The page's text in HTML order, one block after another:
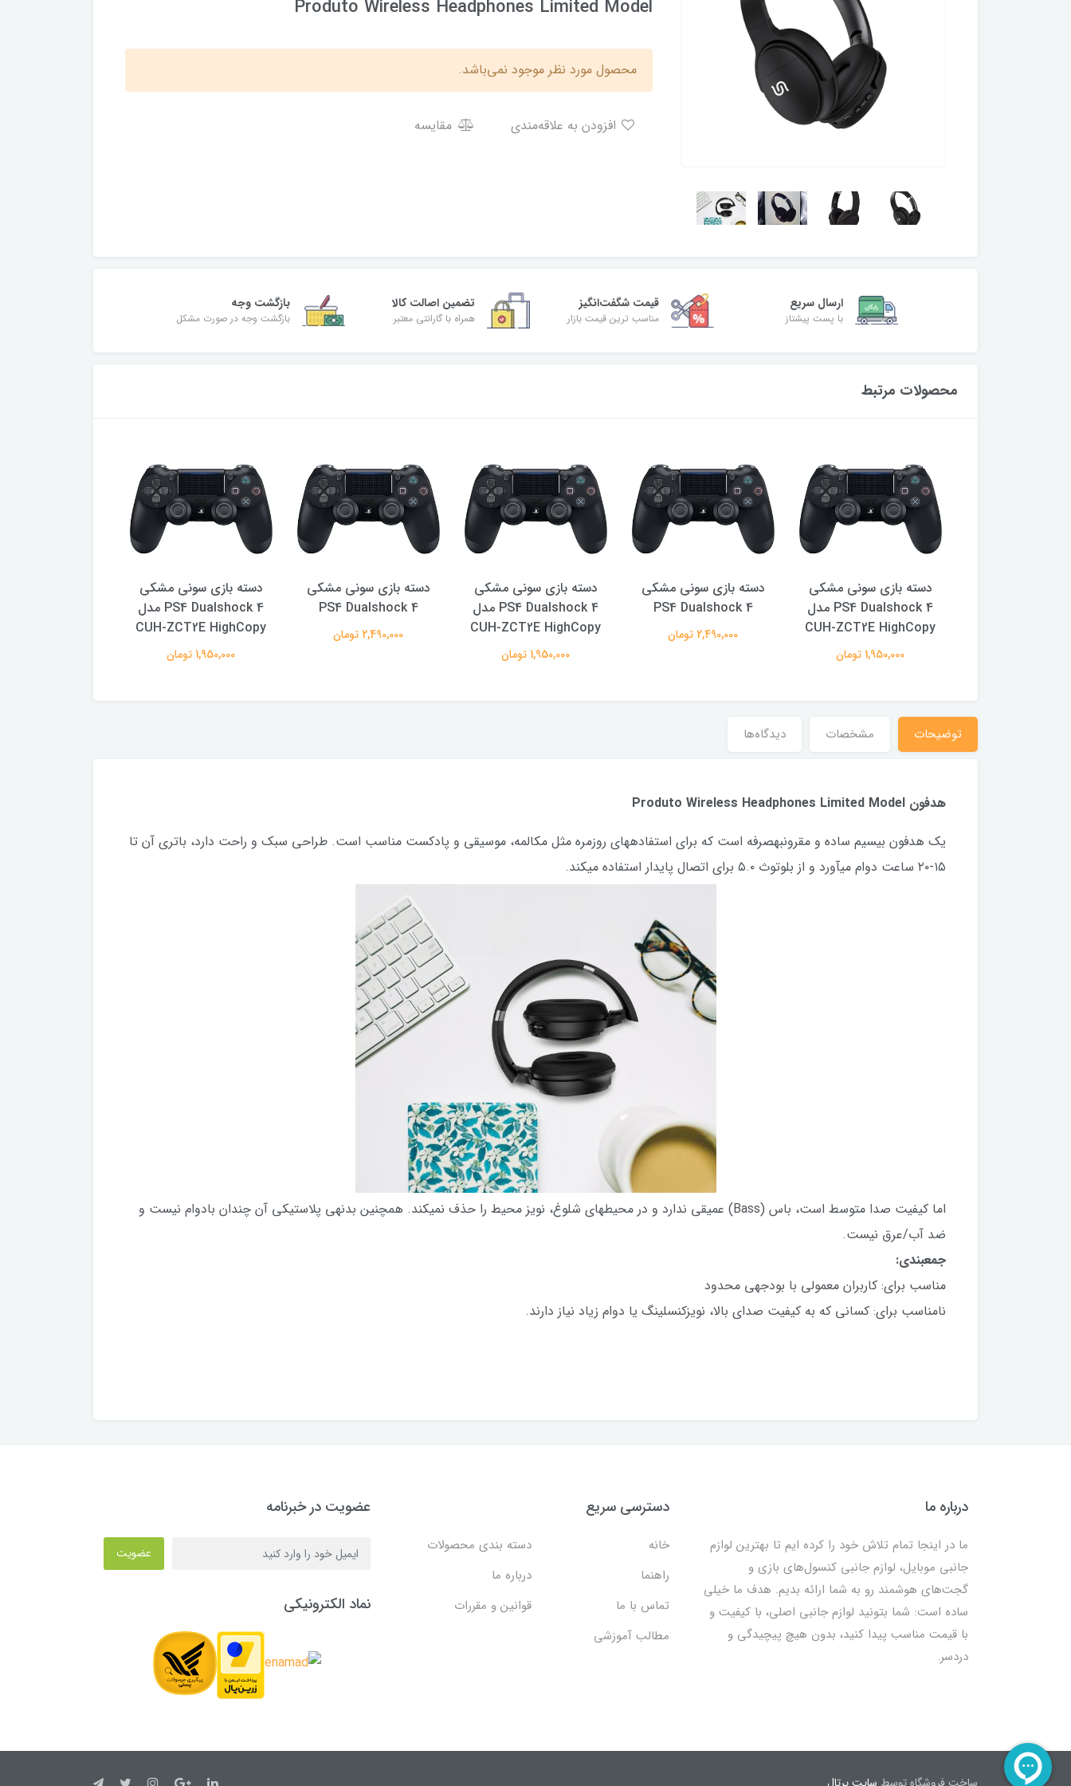
Produto Wireless Headphones Limited Model
محصول مورد نظر موجود نمی‌باشد.
مقایسه
ارسال سریع
با پست پیشتاز
قیمت شگفت‌انگیز
مناسب ترین قیمت بازار
تضمین اصالت کالا
همراه با گارانتی معتبر
بازگشت وجه
بازگشت وجه در صورت مشکل
محصولات مرتبط
دسته بازی سونی مشکی
PS4 Dualshock 4 مدل
CUH-ZCT2E HighCopy
1,950,000 تومان
دسته بازی سونی مشکی
PS4 Dualshock 4
2,490,000 تومان
دسته بازی سونی مشکی
PS4 Dualshock 4 مدل
CUH-ZCT2E HighCopy
1,950,000 تومان
دسته بازی سونی مشکی
PS4 Dualshock 4
2,490,000 تومان
دسته بازی سونی مشکی
PS4 Dualshock 4 مدل
CUH-ZCT2E HighCopy
1,950,000 تومان
توضیحات مشخصات دیدگاه‌ها
هدفون Produto Wireless Headphones Limited Model
یک هدفون بیسیم ساده و مقرونبهصرفه است که برای استفادههای روزمره مثل مکالمه، موسیقی و پادکست مناسب است. طراحی سبک و راحت دارد، باتری آن تا
۱۵-۲۰ ساعت دوام میآورد و از بلوتوث ۵.۰ برای اتصال پایدار استفاده میکند.
اما کیفیت صدا متوسط است، باس (Bass) عمیقی ندارد و در محیطهای شلوغ، نویز محیط را حذف نمیکند. همچنین بدنهی پلاستیکی آن چندان بادوام نیست و
ضد آب/عرق نیست.
جمعبندی:
مناسب برای: کاربران معمولی با بودجهی محدود
نامناسب برای: کسانی که به کیفیت صدای بالا، نویزکنسلینگ یا دوام زیاد نیاز دارند.
درباره ما
ما در اینجا تمام تلاش خود را کرده ایم تا بهترین لوازم
جانبی موبایل، لوازم جانبی کنسول‌های بازی و
گجت‌های هوشمند رو به شما ارائه بدیم. هدف ما خیلی
ساده است: شما بتونید لوازم جانبی اصلی، با کیفیت و
با قیمت مناسب پیدا کنید، بدون هیچ پیچیدگی و
دردسر.
دسترسی سریع
خانه
دسته بندی محصولات
راهنما
درباره ما
تماس با ما
قوانین و مقررات
مطالب آموزشی
عضویت در خبرنامه
عضویت
نماد الکترونیکی